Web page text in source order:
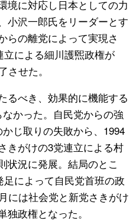
境に対応し日本としての力
小沢一郎氏をリーダーとす
らの離党によって実現さ
による細川護煕政権が
させた。
るべき、効果的に機能する
かった。自民党からの強
じ取りの失敗から、1994
きがけの3党連立による村
状況に発展。結局のとこ
によって自民党首班の政
には社会党と新党さきがけ
政権となった。